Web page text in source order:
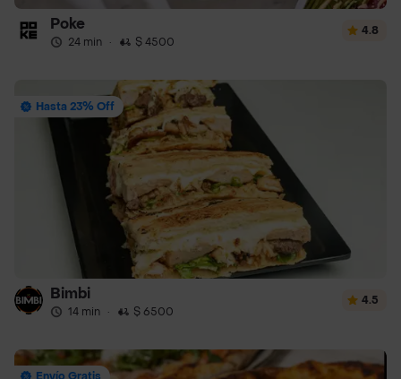
Poke
24 min · $ 4500
4.8
Hasta 23% Off
Bimbi
14 min · $ 6500
4.5